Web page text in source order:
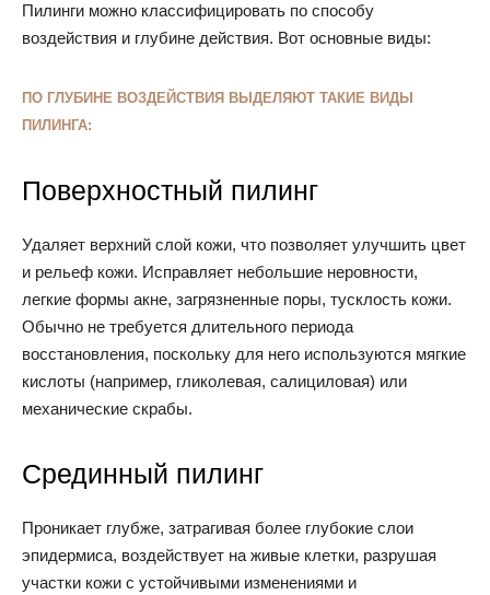
Пилинги можно классифицировать по способу
воздействия и глубине действия. Вот основные виды:
ПО ГЛУБИНЕ ВОЗДЕЙСТВИЯ ВЫДЕЛЯЮТ ТАКИЕ ВИДЫ
ПИЛИНГА:
Поверхностный пилинг
Удаляет верхний слой кожи, что позволяет улучшить цвет
и рельеф кожи. Исправляет небольшие неровности,
легкие формы акне, загрязненные поры, тусклость кожи.
Обычно не требуется длительного периода
восстановления, поскольку для него используются мягкие
кислоты (например, гликолевая, салициловая) или
механические скрабы.
Срединный пилинг
Проникает глубже, затрагивая более глубокие слои
эпидермиса, воздействует на живые клетки, разрушая
участки кожи с устойчивыми изменениями и